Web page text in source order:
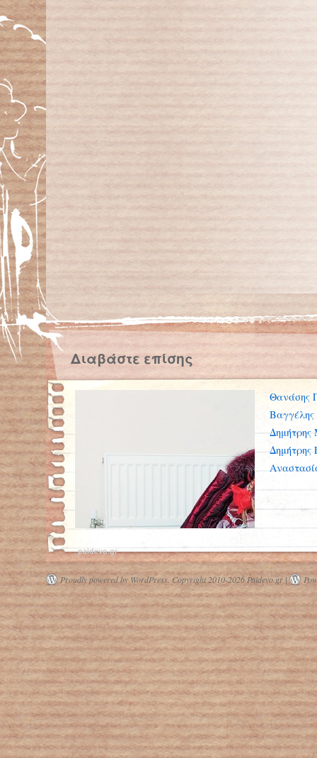
Διαβάστε επίσης
Πετρέλαιο με έρανο σε σχολείο
Θανάσης
Βαγγέλης
Δημήτρης
Δημήτρης
paidevo.gr
Proudly powered by WordPress. Copyright 2010-2026 Paidevo.gr |